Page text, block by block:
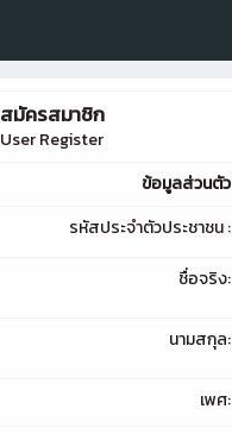
สมัครสมาชิก
User Register
ข้อมูลส่วนตัว
รหัสประจำตัวประชาชน :
ชื่อจริง:
นามสกุล:
เพศ: